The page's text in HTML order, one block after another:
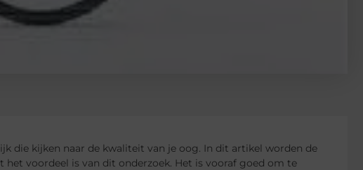
die kijken naar de kwaliteit van je oog. In dit artikel worden de
voordeel is van dit onderzoek. Het is vooraf goed om te